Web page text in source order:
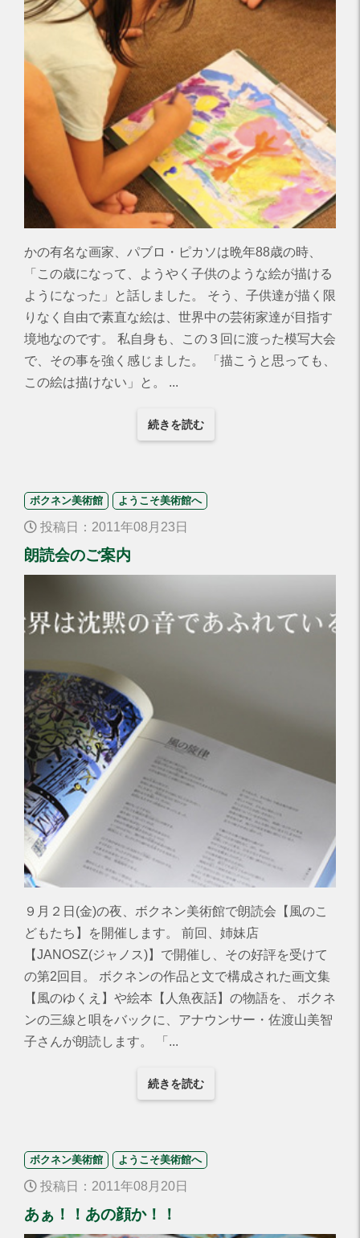
かの有名な画家、パブロ・ピカソは晩年88歳の時、
「この歳になって、ようやく子供のような絵が描ける
ようになった」と話しました。 そう、子供達が描く限
りなく自由で素直な絵は、世界中の芸術家達が目指す
境地なのです。 私自身も、この３回に渡った模写大会
で、その事を強く感じました。 「描こうと思っても、
この絵は描けない」と。 ...
続きを読む
ボクネン美術館 ようこそ美術館へ
投稿日：2011年08月23日
朗読会のご案内
９月２日(金)の夜、ボクネン美術館で朗読会【風のこ
どもたち】を開催します。 前回、姉妹店
【JANOSZ(ジャノス)】で開催し、その好評を受けて
の第2回目。 ボクネンの作品と文で構成された画文集
【風のゆくえ】や絵本【人魚夜話】の物語を、 ボクネ
ンの三線と唄をバックに、アナウンサー・佐渡山美智
子さんが朗読します。 「...
続きを読む
ボクネン美術館 ようこそ美術館へ
投稿日：2011年08月20日
あぁ！！あの顔か！！